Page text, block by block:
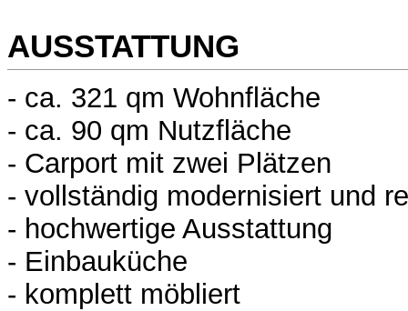
AUSSTATTUNG
- ca. 321 qm Wohnfläche
- ca. 90 qm Nutzfläche
- Carport mit zwei Plätzen
- vollständig modernisiert und
- hochwertige Ausstattung
- Einbauküche
- komplett möbliert